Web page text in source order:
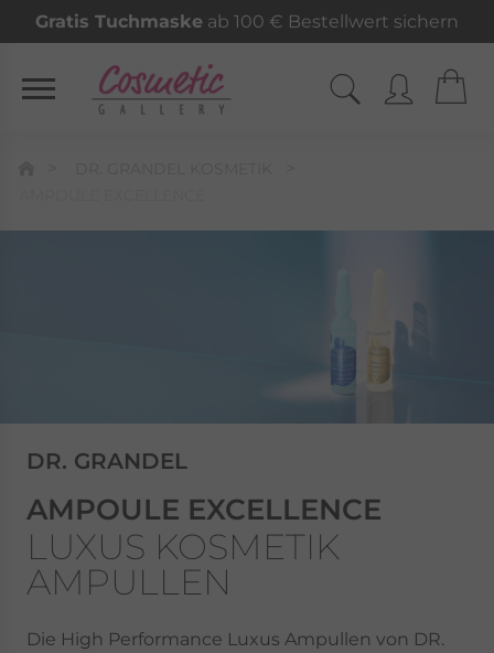
Gratis Tuchmaske ab 100 € Bestellwert sichern
DR. GRANDEL
AMPOULE EXCELLENCE
LUXUS KOSMETIK
AMPULLEN
Die High Performance Luxus Ampullen von DR.